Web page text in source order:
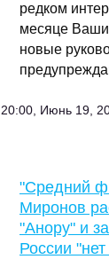
редком
месяце
новые
20:00, Июнь 19,
"Средний
Миронов
"Анору" и
России